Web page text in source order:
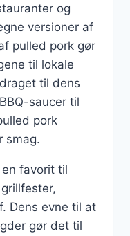
og
versioner af
pulled pork gør
til lokale
til dens
saucer til
pork
smag.
favorit til
Dens evne til at
gør det til